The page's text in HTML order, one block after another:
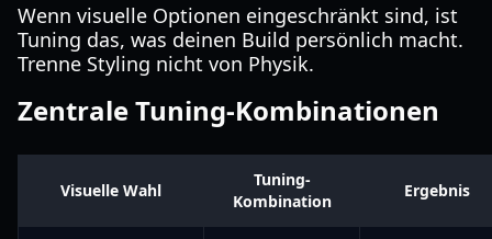
Wenn visuelle Optionen eingeschränkt sind, ist
Tuning das, was deinen Build persönlich macht.
Trenne Styling nicht von Physik.
Zentrale Tuning-Kombinationen
Visuelle Wahl
Tuning-
Kombination
Ergebnis